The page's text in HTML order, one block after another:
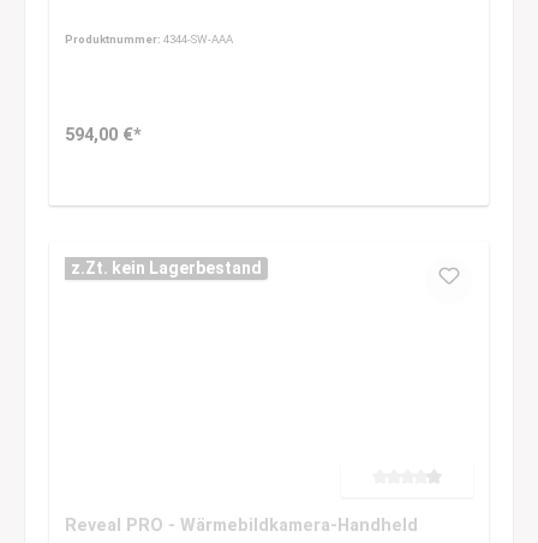
Produktnummer: 4344-SW-AAA
594,00 €*
z.Zt. kein Lagerbestand
Reveal PRO - Wärmebildkamera-Handheld